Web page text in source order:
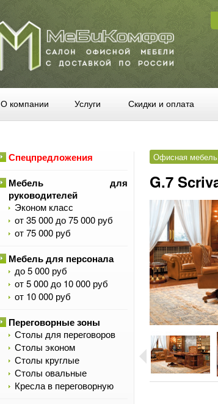
О компании Услуги Скидки и оплата
Спецпредложения
Мебель для
руководителей
Эконом класс
от 35 000 до 75 000 руб
от 75 000 руб
Мебель для персонала
до 5 000 руб
от 5 000 до 10 000 руб
от 10 000 руб
Переговорные зоны
Столы для переговоров
Столы эконом
Столы круглые
Столы овальные
Кресла в переговорную
Офисная мебель
G.7